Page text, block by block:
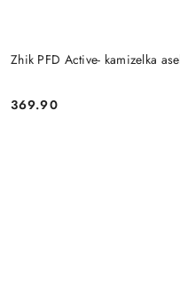
Zhik PFD Active- kamizelka
Cena:
369.90